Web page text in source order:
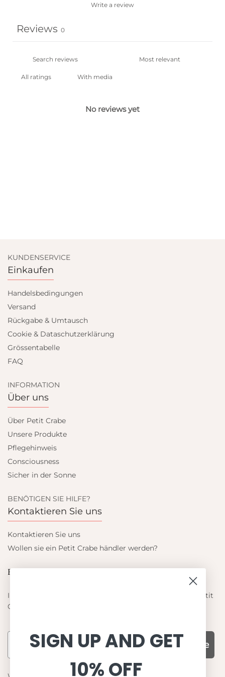
Write a review
Reviews 0
With media
No reviews yet
KUNDENSERVICE
Einkaufen
Handelsbedingungen
Versand
Rückgabe & Umtausch
Cookie & Dataschutzerklärung
Grössentabelle
FAQ
INFORMATION
Über uns
Über Petit Crabe
Unsere Produkte
Pflegehinweis
Consciousness
Sicher in der Sonne
BENÖTIGEN SIE HILFE?
Kontaktieren Sie uns
Kontaktieren Sie uns
Wollen sie ein Petit Crabe händler werden?
Blieb auf dem laufenden
Informieren Sie sich über die neuesten Angebote von Petit
Crabe
Subscribe
SIGN UP AND GET
10% OFF